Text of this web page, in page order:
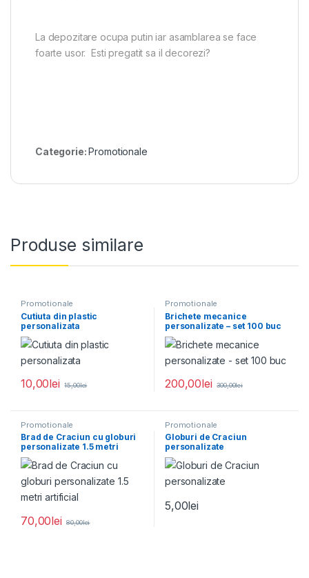
La depozitare ocupa putin iar asamblarea se face
foarte usor. Esti pregatit sa il decorezi?
Categorie:Promotionale
Produse similare
Promotionale
Cutiuta din plastic
personalizata
10,00lei 15,00lei
Promotionale
Brichete mecanice
personalizate – set 100 buc
200,00lei 300,00lei
Promotionale
Brad de Craciun cu globuri
personalizate 1.5 metri
artificial
70,00lei 80,00lei
Promotionale
Globuri de Craciun
personalizate
5,00lei